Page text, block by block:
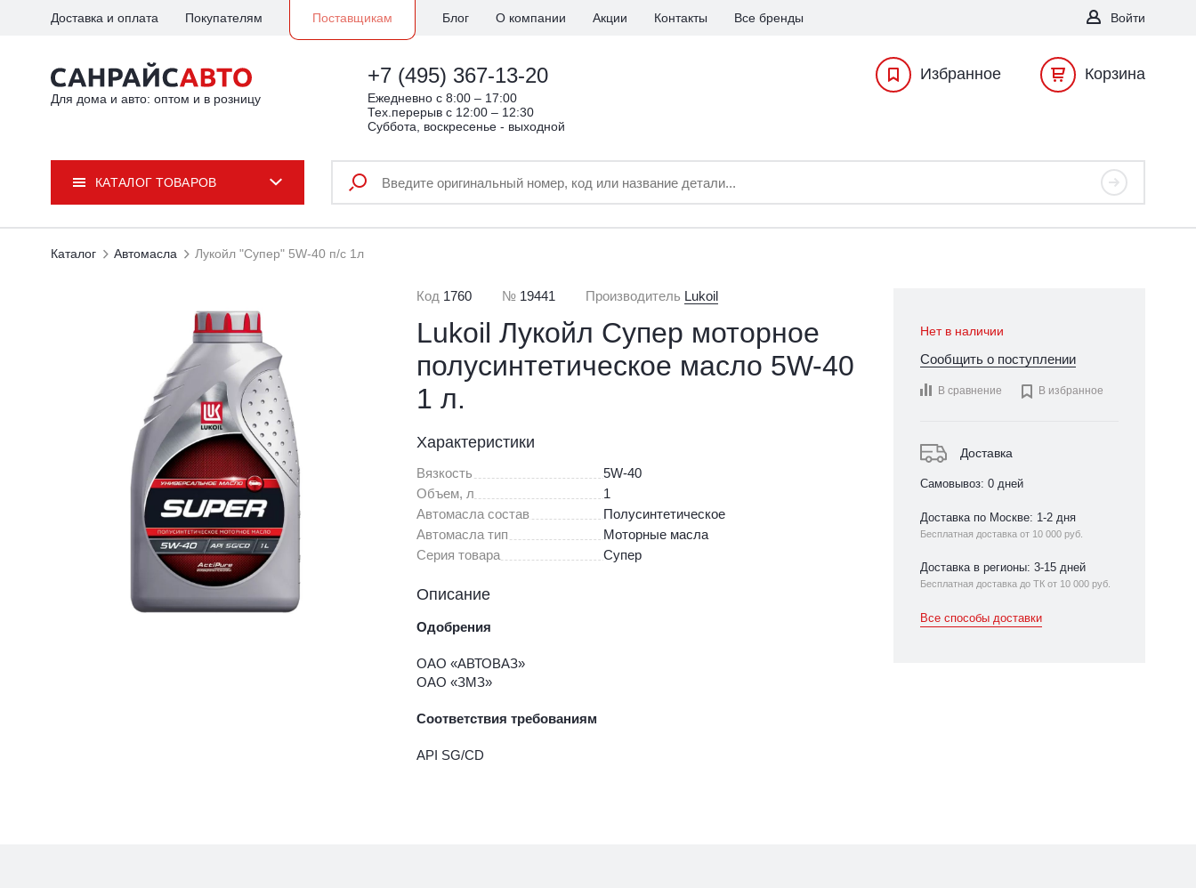
Доставка и оплата Покупателям Поставщикам Блог О компании Акции Контакты Все бренды Войти
Для дома и авто: оптом и в розницу
+7 (495) 367-13-20
Ежедневно c 8:00 – 17:00
Тех.перерыв с 12:00 – 12:30
Суббота, воскресенье - выходной
Избранное Корзина
КАТАЛОГ ТОВАРОВ
Каталог Автомасла Лукойл "Супер" 5W-40 п/с 1л
Код 1760 № 19441 Производитель Lukoil
Lukoil Лукойл Супер моторное
полусинтетическое масло 5W-40
1 л.
Характеристики
Вязкость
5W-40
Объем, л
1
Автомасла состав
Полусинтетическое
Автомасла тип
Моторные масла
Серия товара
Супер
Описание
Одобрения
ОАО «АВТОВАЗ»
ОАО «ЗМЗ»
Соответствия требованиям
API SG/CD
Нет в наличии
Сообщить о поступлении
В сравнение  В избранное
Доставка
Самовывоз: 0 дней
Доставка по Москве: 1-2 дня
Бесплатная доставка от 10 000 руб.
Доставка в регионы: 3-15 дней
Бесплатная доставка до ТК от 10 000 руб.
Все способы доставки